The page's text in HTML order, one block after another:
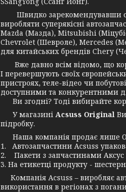
Швидко зарекомендувавши
виробляти суперякісні
Mazda (Мазда), Mitsubishi
Chevrolet (Шевроле), Mercedes
для китайських брендів Chery
Вже давно всім відомо, що
І перевершують своїх
пристроях, теле-відео чи
доступними та конкурентними
Ви згодні? Тоді вибирайте
У магазині Acsuss Original
підробку.
Наша компанія продає лише
1. Автозапчастини Acsuss
2. Пакети з запчастинами Аксус
3. На етикетці продукту -
Компанія Acsuss – виробляє
використання в регіонах з